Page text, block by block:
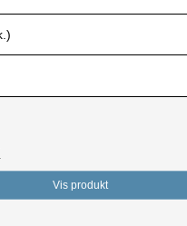
Vis produkt